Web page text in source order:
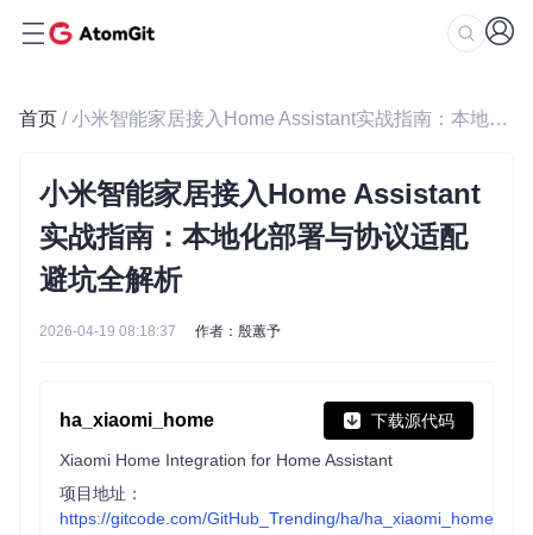
首页 / 小米智能家居接入Home Assistant实战指南：本地化部署与协议适配避坑全解析
小米智能家居接入Home Assistant
实战指南：本地化部署与协议适配
避坑全解析
2026-04-19 08:18:37 作者：殷蕙予
ha_xiaomi_home 下载源代码
Xiaomi Home Integration for Home Assistant
项目地址：
https://gitcode.com/GitHub_Trending/ha/ha_xiaomi_home